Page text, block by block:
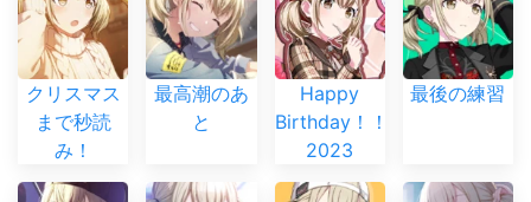
クリスマス
まで秒読
み！
最高潮のあ
と
Happy
Birthday！！
2023
最後の練習